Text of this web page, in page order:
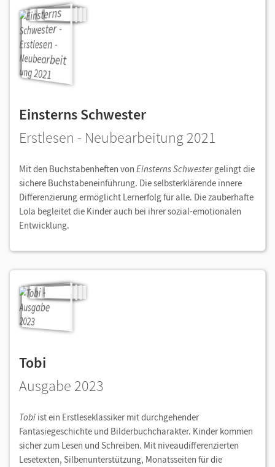
Einsterns Schwester
Erstlesen - Neubearbeitung 2021
Mit den Buchstabenheften von Einsterns Schwestergelingt die
sichere Buchstabeneinführung. Die selbsterklärende innere
Differenzierung ermöglicht Lernerfolg für alle. Die zauberhafte
Lola begleitet die Kinder auch bei ihrer sozial-emotionalen
Entwicklung.
Tobi
Ausgabe 2023
Tobi ist ein Erstleseklassiker mit durchgehender
Fantasiegeschichte und Bilderbuchcharakter. Kinder kommen
sicher zum Lesen und Schreiben. Mit niveaudifferenzierten
Lesetexten, Silbenunterstützung, Monatsseiten für die